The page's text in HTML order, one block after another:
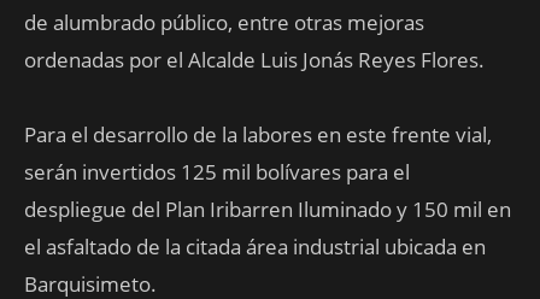
de alumbrado público, entre otras mejoras
ordenadas por el Alcalde Luis Jonás Reyes Flores.
Para el desarrollo de la labores en este frente vial,
serán invertidos 125 mil bolívares para el
despliegue del Plan Iribarren Iluminado y 150 mil en
el asfaltado de la citada área industrial ubicada en
Barquisimeto.